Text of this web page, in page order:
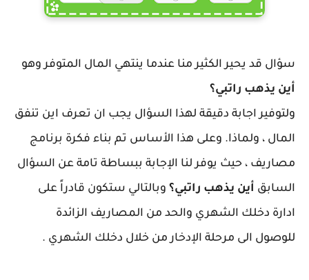
سؤال قد يحير الكثير منا عندما ينتهي المال المتوفر وهو
أين يذهب راتبي؟
ولتوفير اجابة دقيقة لهذا السؤال يجب ان تعرف اين تنفق
المال ، ولماذا. وعلى هذا الأساس تم بناء فكرة برنامج
مصاريف ، حيث يوفر لنا الإجابة ببساطة تامة عن السؤال
السابق أين يذهب راتبي؟ وبالتالي ستكون قادراً على
ادارة دخلك الشهري والحد من المصاريف الزائدة
للوصول الى مرحلة الإدخار من خلال دخلك الشهري .